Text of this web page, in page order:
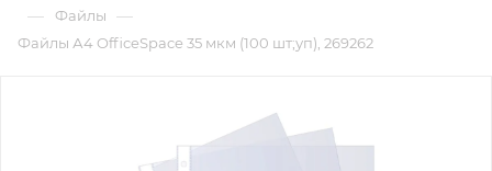
— Файлы —
Файлы А4 OfficeSpace 35 мкм (100 шт;уп), 269262